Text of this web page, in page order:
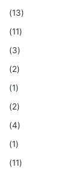
(13)
(11)
(3)
(2)
(1)
(2)
(4)
(1)
(11)